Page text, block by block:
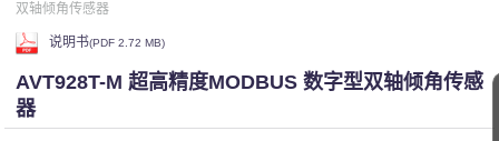
双轴倾角传感器
说明书(PDF 2.72 MB)
AVT928T-M 超高精度MODBUS 数字型双轴倾角传感
器